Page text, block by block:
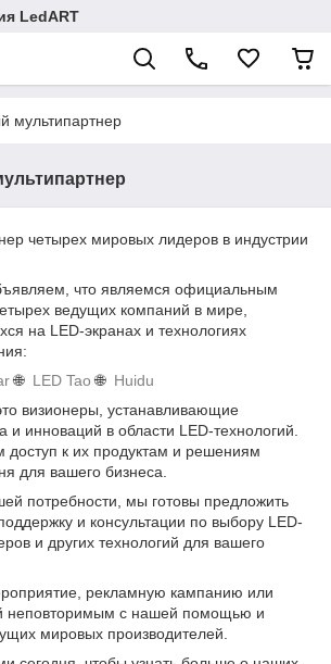
LedART
мультипартнер
четырех мировых лидеров в индустрии
что являемся официальным
ведущих компаний в мире,
на LED-экранах и технологиях
🌐 LED Tao 🌐 Huidu
визионеры, устанавливающие
и инноваций в области LED-технологий.
к их продуктам и решениям
для вашего бизнеса.
потребности, мы готовы предложить
и консультации по выбору LED-
и других технологий для вашего
рекламную кампанию или
неповторимым с нашей помощью и
мировых производителей.